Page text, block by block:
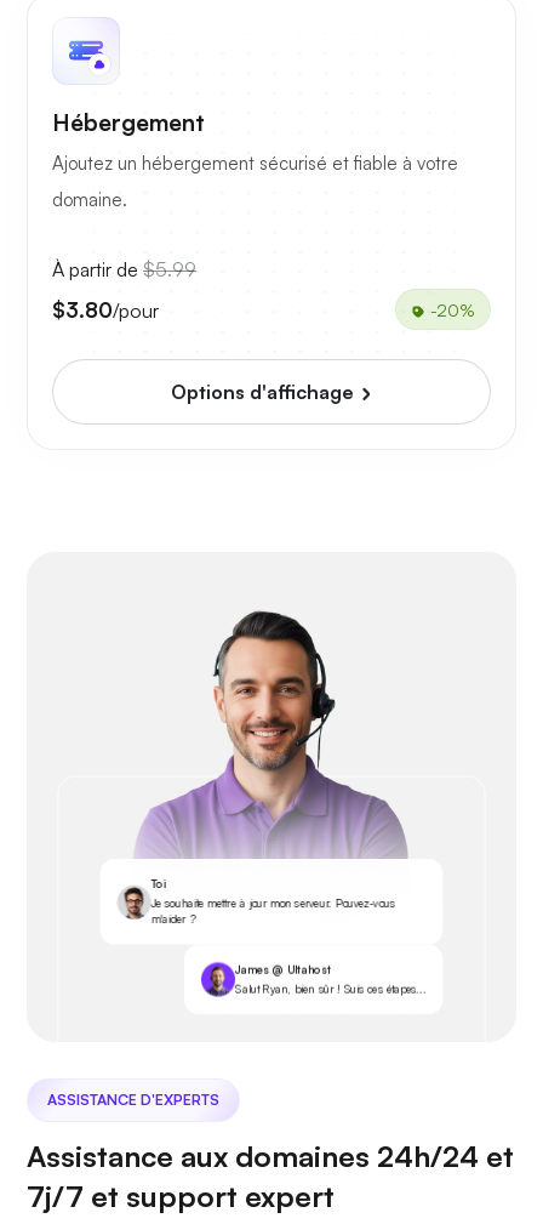
Hébergement
Ajoutez un hébergement sécurisé et fiable à votre
domaine.
À partir de $5.99
$3.80/pour -20%
Options d'affichage
Toi
Je souhaite mettre à jour mon serveur. Pouvez-vous
m'aider ?
James @ Ultahost
Salut Ryan, bien sûr ! Suis ces étapes...
ASSISTANCE D'EXPERTS
Assistance aux domaines 24h/24 et
7j/7 et support expert